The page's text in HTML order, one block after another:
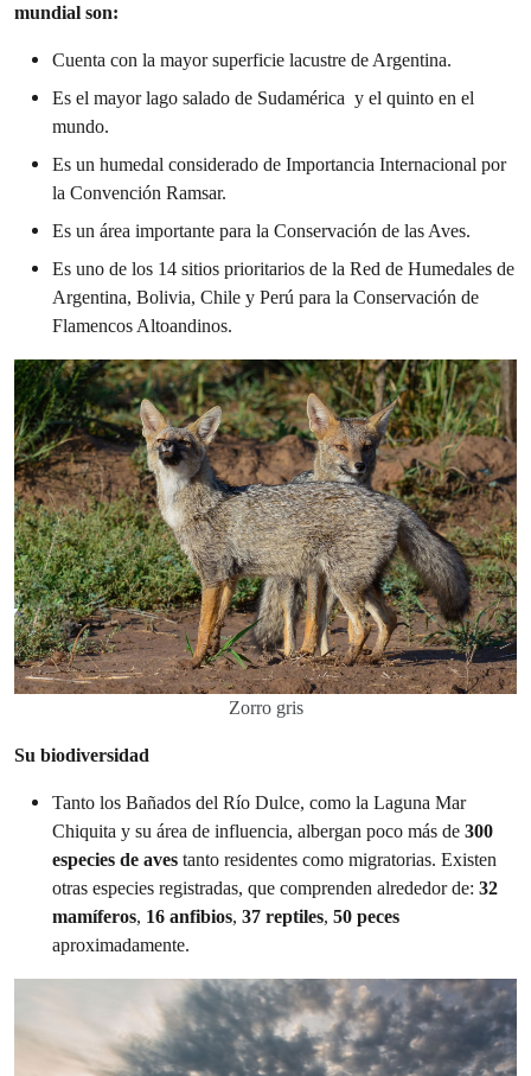
mundial son:
Cuenta con la mayor superficie lacustre de Argentina.
Es el mayor lago salado de Sudamérica y el quinto en el
mundo.
Es un humedal considerado de Importancia Internacional por
la Convención Ramsar.
Es un área importante para la Conservación de las Aves.
Es uno de los 14 sitios prioritarios de la Red de Humedales de
Argentina, Bolivia, Chile y Perú para la Conservación de
Flamencos Altoandinos.
Zorro gris
Su biodiversidad
Tanto los Bañados del Río Dulce, como la Laguna Mar
Chiquita y su área de influencia, albergan poco más de 300
especies de aves tanto residentes como migratorias. Existen
otras especies registradas, que comprenden alrededor de: 32
mamíferos, 16 anfibios, 37 reptiles, 50 peces
aproximadamente.